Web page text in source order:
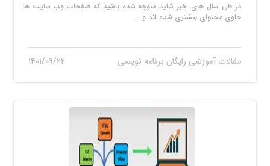
در طی سال های اخیر شاید متوجه شده باشید که صفحات وب سایت ها
حاوی محتوای بیشتری شده اند و ...
مقالات آموزشی رایگان برنامه نویسی ۱۴۰۱/۰۹/۲۲